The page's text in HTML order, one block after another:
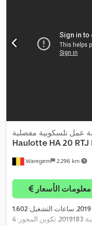
Waregem 2.296 km
عمل تلسكوبية مفصلية
Haulotte HA 20
معلومات الأسعار
2019, ساعات التشغيل:
2019183, تكوين المحور: